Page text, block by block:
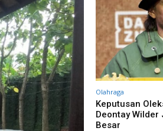
Olahraga
Keputusan
Deontay Wilder
Besar